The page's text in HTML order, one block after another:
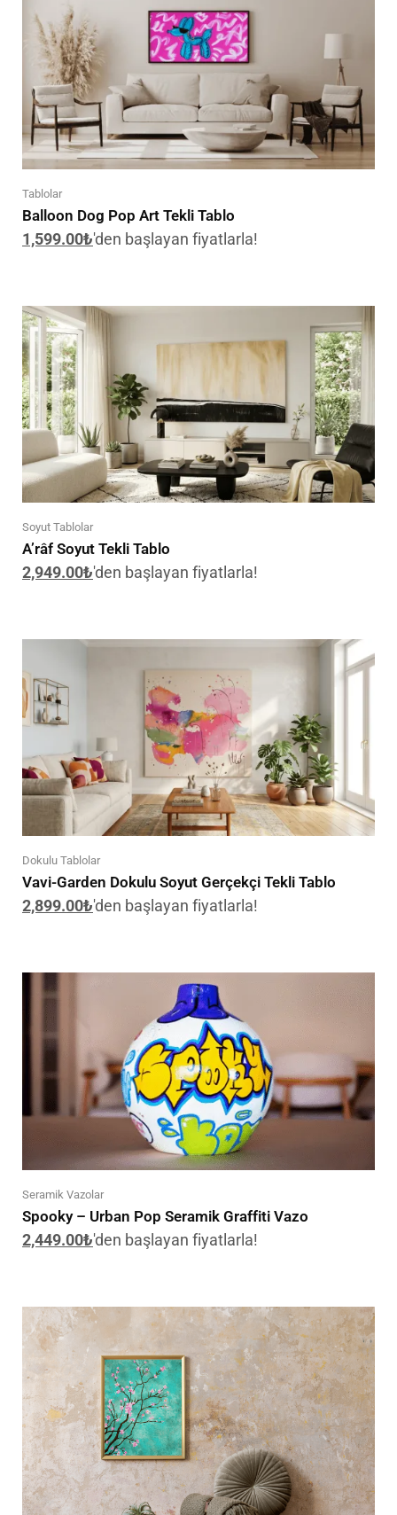
Tablolar
Balloon Dog Pop Art Tekli Tablo
1,599.00₺'den başlayan fiyatlarla!
Soyut Tablolar
A’râf Soyut Tekli Tablo
2,949.00₺'den başlayan fiyatlarla!
Dokulu Tablolar
Vavi-Garden Dokulu Soyut Gerçekçi Tekli Tablo
2,899.00₺'den başlayan fiyatlarla!
Seramik Vazolar
Spooky – Urban Pop Seramik Graffiti Vazo
2,449.00₺'den başlayan fiyatlarla!